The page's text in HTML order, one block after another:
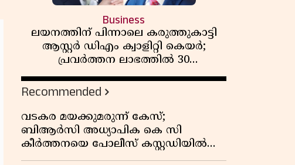
Business
ലയനത്തിന് പിന്നാലെ കരുത്തുകാട്ടി
ആസ്റ്റർ ഡിഎം ക്വാളിറ്റി കെയർ;
പ്രവർത്തന ലാഭത്തിൽ 30
ശതമാനത്തിൻ്റെ വളർച്ച,
വരുമാനത്തിലും ലാഭത്തിലും വൻ
കുതിപ്പ് രേഖപ്പെടുത്തി ആദ്യ പാദ
റിപ്പോർട്ട് പുറത്ത്
Recommended
വടകര മയക്കുമരുന്ന് കേസ്;
ബിആർസി അധ്യാപിക കെ സി
കീർത്തനയെ പോലീസ് കസ്റ്റഡിയിൽ
വിട്ടു